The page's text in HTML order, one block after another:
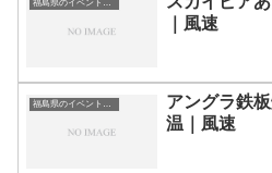
福島県のイベント会場一覧
｜風速
福島県のイベント会場一覧
アングラ鉄
温｜風速